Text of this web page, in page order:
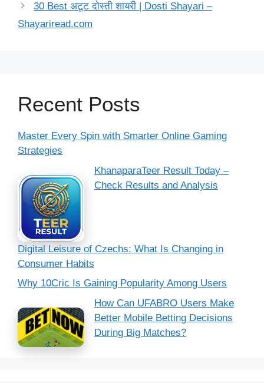
30 Best अटूट दोस्ती शायरी | Dosti Shayari –
Shayariread.com
Recent Posts
Master Every Spin with Smarter Online Gaming
Strategies
KhanaparaTeer Result Today –
Check Results and Analysis
Digital Leisure of Czechs: What Is Changing in
Consumer Habits
Why 10Cric Is Gaining Popularity Among Users
How Can UFABRO Users Make
Better Mobile Betting Decisions
During Big Matches?